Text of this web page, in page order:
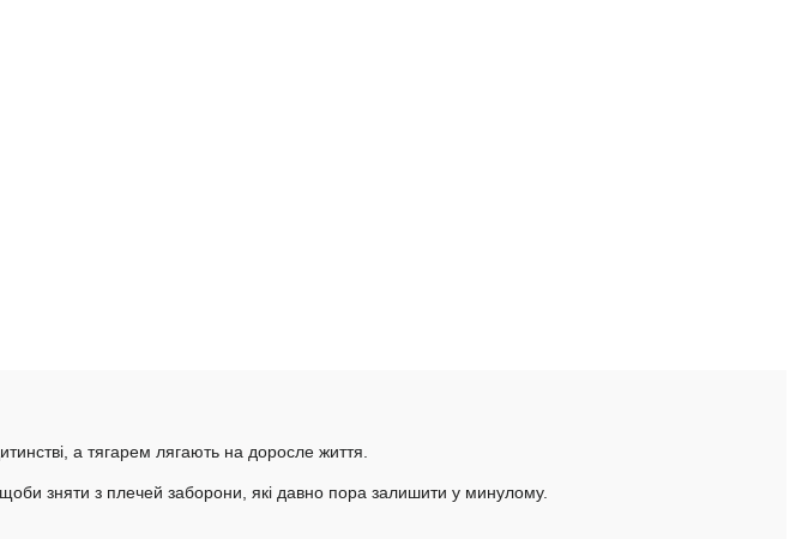
а тягарем лягають на доросле життя.
зняти з плечей заборони, які давно пора залишити у минулому.